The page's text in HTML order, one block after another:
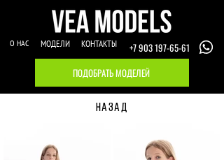
О НАС МОДЕЛИ КОНТАКТЫ
+7 903 197-65-61
ПОДОБРАТЬ МОДЕЛЕЙ
НАЗАД